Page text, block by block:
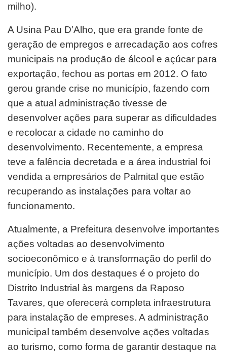
milho).
A Usina Pau D’Alho, que era grande fonte de
geração de empregos e arrecadação aos cofres
municipais na produção de álcool e açúcar para
exportação, fechou as portas em 2012. O fato
gerou grande crise no município, fazendo com
que a atual administração tivesse de
desenvolver ações para superar as dificuldades
e recolocar a cidade no caminho do
desenvolvimento. Recentemente, a empresa
teve a falência decretada e a área industrial foi
vendida a empresários de Palmital que estão
recuperando as instalações para voltar ao
funcionamento.
Atualmente, a Prefeitura desenvolve importantes
ações voltadas ao desenvolvimento
socioeconômico e à transformação do perfil do
município. Um dos destaques é o projeto do
Distrito Industrial às margens da Raposo
Tavares, que oferecerá completa infraestrutura
para instalação de empreses. A administração
municipal também desenvolve ações voltadas
ao turismo, como forma de garantir destaque na